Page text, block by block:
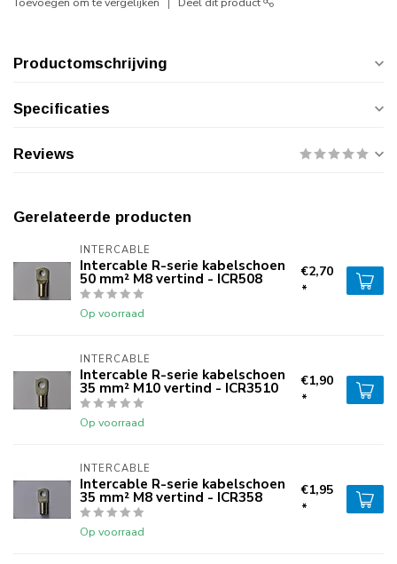
Productomschrijving
Specificaties
Reviews
Gerelateerde producten
INTERCABLE
Intercable R-serie kabelschoen
50 mm² M8 vertind - ICR508
Op voorraad
€2,70
*
INTERCABLE
Intercable R-serie kabelschoen
35 mm² M10 vertind - ICR3510
Op voorraad
€1,90
*
INTERCABLE
Intercable R-serie kabelschoen
35 mm² M8 vertind - ICR358
Op voorraad
€1,95
*